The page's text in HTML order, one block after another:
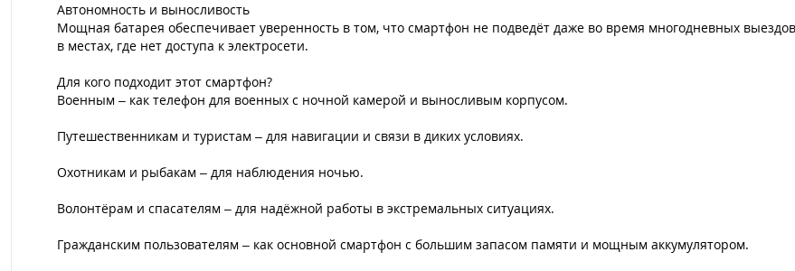
Автономность и выносливость
Мощная батарея обеспечивает уверенность в том, что смартфон не подведёт даже во время многодневных
в местах, где нет доступа к электросети.
Для кого подходит этот смартфон?
Военным – как телефон для военных с ночной камерой и выносливым корпусом.
Путешественникам и туристам – для навигации и связи в диких условиях.
Охотникам и рыбакам – для наблюдения ночью.
Волонтёрам и спасателям – для надёжной работы в экстремальных ситуациях.
Гражданским пользователям – как основной смартфон с большим запасом памяти и мощным аккумулятором.